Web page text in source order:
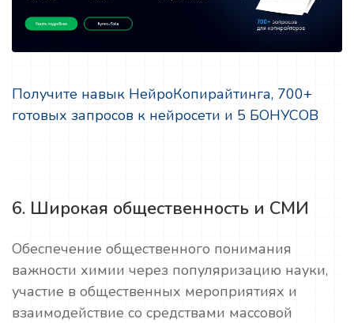
Получите навык НейроКопирайтинга, 700+
готовых запросов к нейросети и 5 БОНУСОВ
6. Широкая общественность и СМИ
Обеспечение общественного понимания
важности химии через популяризацию науки,
участие в общественных мероприятиях и
взаимодействие со средствами массовой